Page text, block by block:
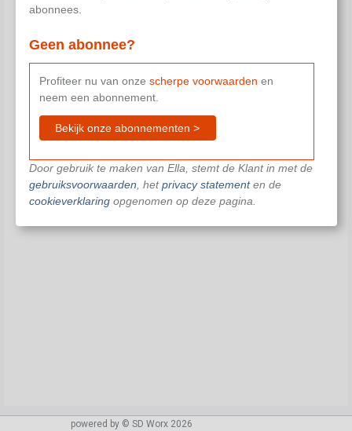
powered by © SD Worx 2026
abonnees.
Geen abonnee?
Profiteer nu van onze scherpe voorwaarden en
neem een abonnement.
Bekijk onze abonnementen >
Door gebruik te maken van Ella, stemt de Klant in met de
gebruiksvoorwaarden , hetprivacy statementen de
cookieverklaringopgenomen op deze pagina.